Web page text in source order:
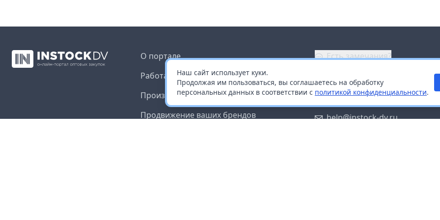
Наш сайт использует куки.
Продолжая им пользоваться, вы соглашаетесь на обработку
персональных данных в соответствии с политикой конфиденциальности.
О портале
Работа с платформой
Производителям и дистрибьюторам
Продвижение ваших брендов
Есть замечания?
Заказать звонок
help@instock-dv.ru